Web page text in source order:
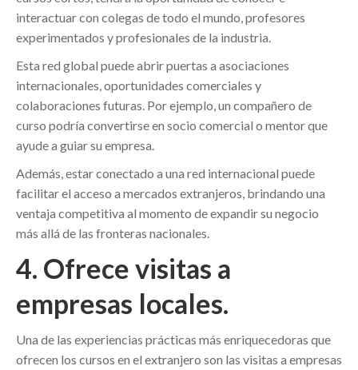
interactuar con colegas de todo el mundo, profesores
experimentados y profesionales de la industria.
Esta red global puede abrir puertas a asociaciones
internacionales, oportunidades comerciales y
colaboraciones futuras. Por ejemplo, un compañero de
curso podría convertirse en socio comercial o mentor que
ayude a guiar su empresa.
Además, estar conectado a una red internacional puede
facilitar el acceso a mercados extranjeros, brindando una
ventaja competitiva al momento de expandir su negocio
más allá de las fronteras nacionales.
4. Ofrece visitas a
empresas locales.
Una de las experiencias prácticas más enriquecedoras que
ofrecen los cursos en el extranjero son las visitas a empresas